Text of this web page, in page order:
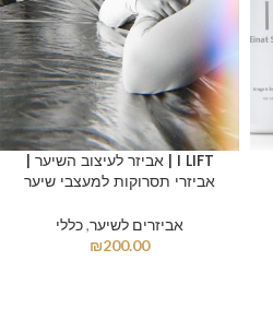
I LIFT | אביזר לעיצוב השיער |
אביזרי תסרוקות למעצבי שיער
אביזרים לשיער,כללי
₪200.00